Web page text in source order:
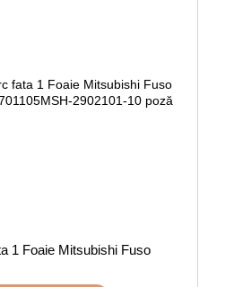
1 Foaie Mitsubishi Fuso